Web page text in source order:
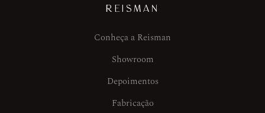
REISMAN
Conheça a Reisman
Showroom
Depoimentos
Fabricação